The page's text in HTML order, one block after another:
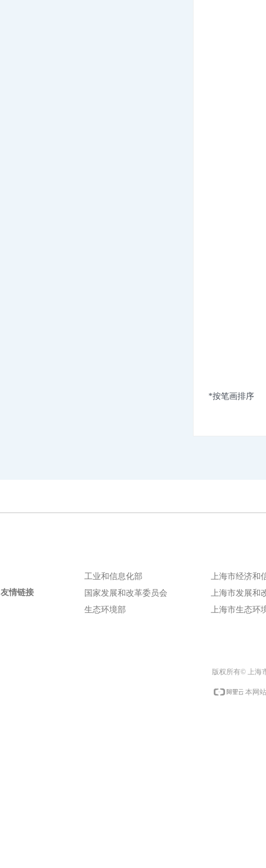
*按笔画排序
工业和信息化部
国家发展和改革委员会
生态环境部
友情链接
上海市经济和
上海市发展和
上海市生态环
版权所有© 上海
本网